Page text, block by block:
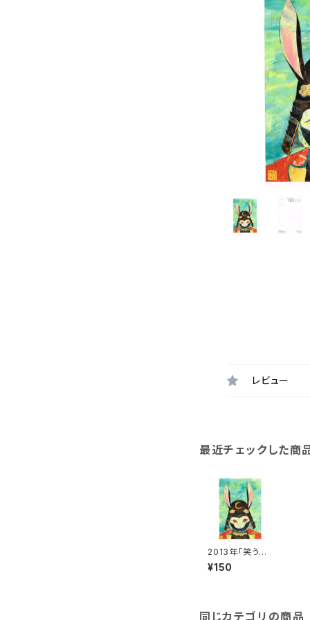
レビュー
最近チェックした商
2013年「笑う兎
武者」絵はがき
¥150
同じカテゴリの商品